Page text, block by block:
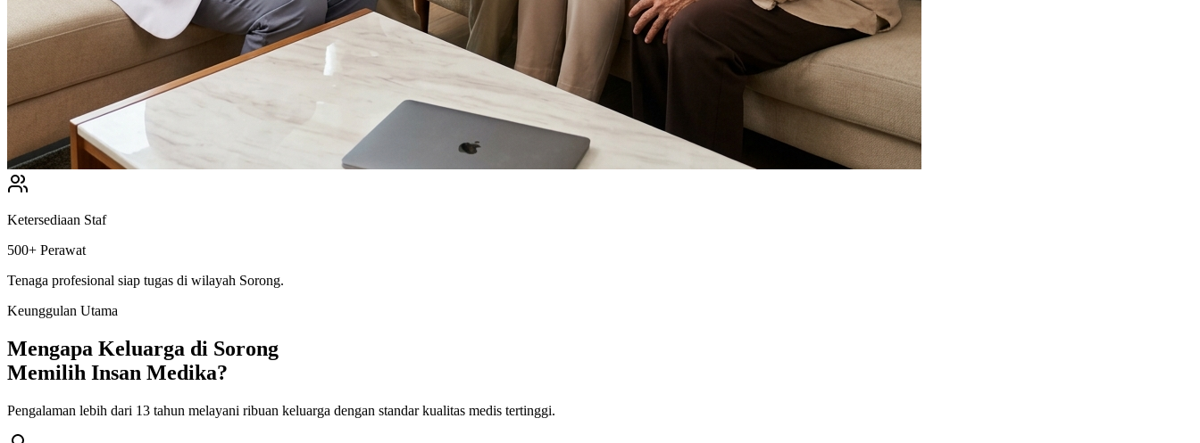
Ketersediaan Staf
500+ Perawat
Tenaga profesional siap tugas di wilayah Sorong.
Keunggulan Utama
Mengapa Keluarga di Sorong
Memilih Insan Medika?
Pengalaman lebih dari 13 tahun melayani ribuan keluarga dengan standar kualitas medis tertinggi.